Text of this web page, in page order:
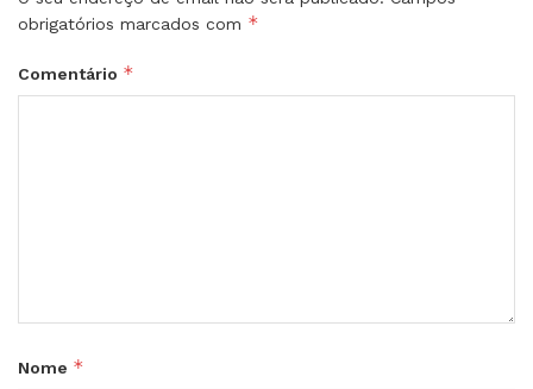
obrigatórios marcados com *
Comentário *
Nome *